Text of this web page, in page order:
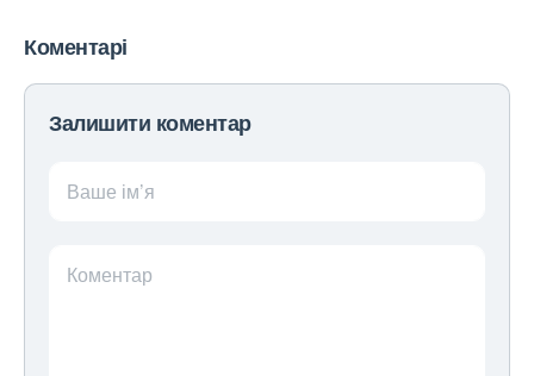
Коментарі
Залишити коментар
Ваше ім’я
Коментар